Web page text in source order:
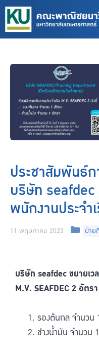
ประชาสัมพันธ์
บริษัท seafdec
พนักงานประจำ
11 พฤษภาคม 2023 ฝ่าย
บริษัท seafdec ขยายเ
M.V. SEAFDEC 2 อัตร
1. รองต้นกล จำนวน
2. ช่างน้ำมัน จำนวน